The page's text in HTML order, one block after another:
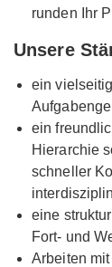
runden Ihr
Unsere
ein
ein
Hierarchie
schneller
eine
Fort- und
Arbeiten